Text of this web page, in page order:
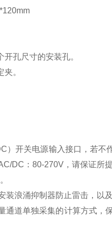
孔尺寸的安装孔。
。
）开关电源输入接口，若不
DC ： 80-270V ，请保证所
浪涌抑制器防止雷击，以
道单独采集的计算方式，